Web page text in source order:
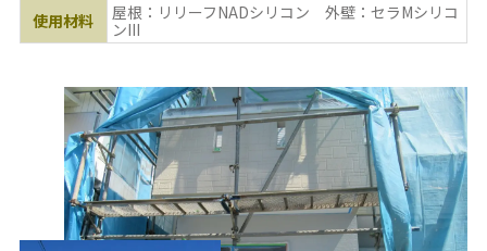
使用材料
屋根：リリーフNADシリコン 外壁：セラMシリコ
ンIII